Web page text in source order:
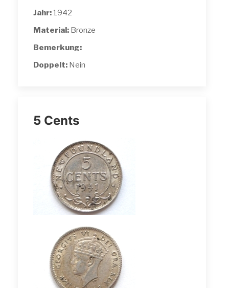
Jahr: 1942
Material: Bronze
Bemerkung:
Doppelt: Nein
5 Cents